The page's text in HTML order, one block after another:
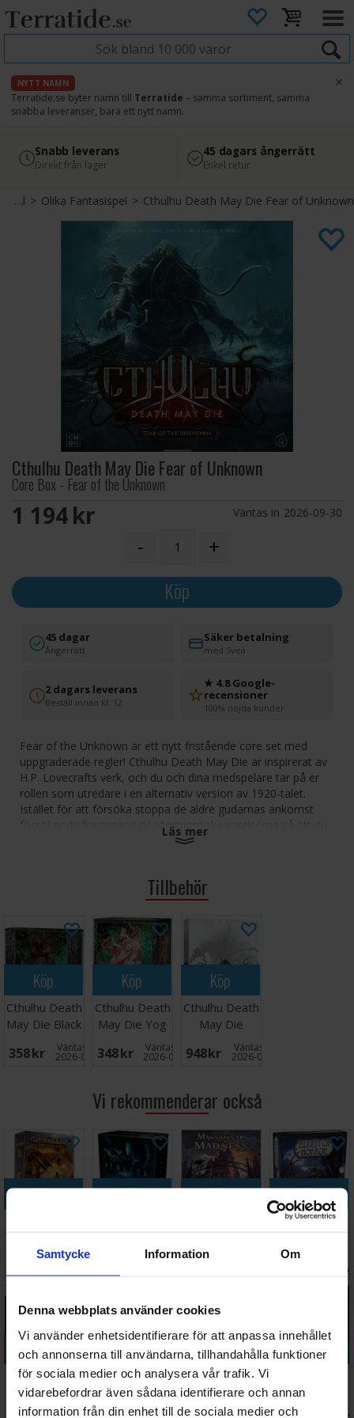
Samtycke Information Om
Denna webbplats använder cookies
Vi använder enhetsidentifierare för att anpassa innehållet
och annonserna till användarna, tillhandahålla funktioner
för sociala medier och analysera vår trafik. Vi
vidarebefordrar även sådana identifierare och annan
information från din enhet till de sociala medier och
NYTT NAMN
Terratide.se byter namn till Terratide – samma sortiment, samma
snabba leveranser, bara ett nytt namn.
×
4.8
Läs omdömen på Google
Säker betalning
med Svea
Snabb leverans
Direkt från lager
45 dagars ångerrätt
Enkel retur
Fantasispel>Olika Fantasispel>Cthulhu Death May Die Fear of Unknown
Cthulhu Death May Die Fear of Unknown
Core Box - Fear of the Unknown
1 194 SEK Väntas in 2026-09-30
- +
Köp
45 dagar
Ångerrätt
Säker betalning
med Svea
2 dagars leverans
Beställ innan kl. 12
★ 4.8 Google-
recensioner
100% nöjda kunder
Fear of the Unknown är ett nytt fristående core set med
uppgraderade regler! Cthulhu Death May Die är inspirerat av
H.P. Lovecrafts verk, och du och dina medspelare tar på er
rollen som utredare i en alternativ version av 1920-talet.
Istället för att försöka stoppa de äldre gudarnas ankomst
försöker du frammana de utomjordiska varelserna så att du
kan sätta stopp för dem en gång för alla.
målet är att skjuta Cthulhu i ansiktet, kommer du sannolikt
att röra till dina tärningsslag under spelets gång, och din
galenskap kommer att leda dig till att göra något fruktansvärt
- eller kanske fördelaktigt. Det är svårt att säga säkert.
Spelet har flera episoder, alla med en liknande struktur - två
akter (före och efter att du frammanar monstret). Om någon
av rollpersonerna dör innan monstret har frammanats tar
spelet slut och du har förlorat; så snart Elder Gods finns på
spelplanen och minst en av er lever har du en chans att vinna!
Antal spelare: 1-5
Speltid: 90-120 minuter
Språk: Engelska
Läs mer
Tillbehör
Köp
Cthulhu Death
May Die Black
Goat Woods
358 SEK Väntas in:
2026-09-30
Köp
Cthulhu Death
May Die Yog
Sothoth
348 SEK Väntas in:
2026-09-30
Köp
Cthulhu Death
May Die
Season 2
Expansion
948 SEK Väntas in:
2026-09-30
Vi rekommenderar också
Köp
Lion Brädspel
Köp Köp
Edition
Köp
Eldritch
Brädspel
I
Köp
Gloomhaven
2nd Edition
Brädspel
Köp
Tiny Epic
Dungeons
Adventures
Köp
Star Wars
Outer Rim
Brädspel
Köp
Brädspel